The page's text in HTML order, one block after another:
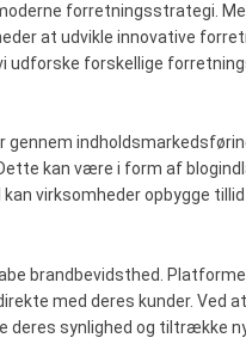
forretningsstrategi.
at udvikle innovative
udforske forskellige
kan være i form af
virksomheder opbygge
brandbevidsthed.
med deres kunder. Ved
synlighed og tiltrække